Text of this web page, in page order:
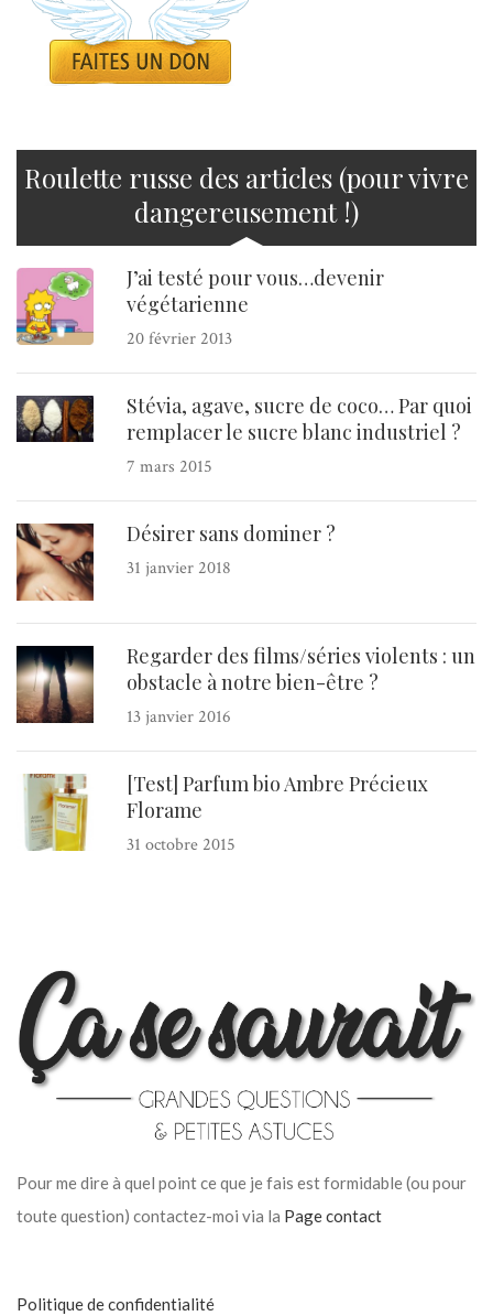
Roulette russe des articles (pour vivre
dangereusement !)
J’ai testé pour vous…devenir
végétarienne
20 février 2013
Stévia, agave, sucre de coco… Par quoi
remplacer le sucre blanc industriel ?
7 mars 2015
Désirer sans dominer ?
31 janvier 2018
Regarder des films/séries violents : un
obstacle à notre bien-être ?
13 janvier 2016
[Test] Parfum bio Ambre Précieux
Florame
31 octobre 2015
Pour me dire à quel point ce que je fais est formidable (ou pour
toute question) contactez-moi via la Page contact
Politique de confidentialité